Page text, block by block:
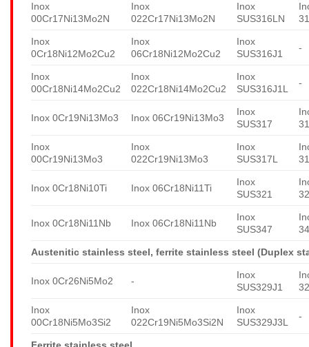
Inox
00Cr17Ni13Mo2N
Inox
022Cr17Ni13Mo2N
Inox
SUS316LN
Inox
0Cr18Ni12Mo2Cu2
Inox
06Cr18Ni12Mo2Cu2
Inox
SUS316J1
-
Inox
00Cr18Ni14Mo2Cu2
Inox
022Cr18Ni14Mo2Cu2
Inox
SUS316J1L
-
Inox 0Cr19Ni13Mo3 Inox 06Cr19Ni13Mo3
Inox
SUS317
Inox
00Cr19Ni13Mo3
Inox
022Cr19Ni13Mo3
Inox
SUS317L
Inox 0Cr18Ni10Ti Inox 06Cr18Ni11Ti
Inox
SUS321
Inox 0Cr18Ni11Nb Inox 06Cr18Ni11Nb
Inox
SUS347
Austenitic stainless steel, ferrite stainless steel (Duplex
Inox 0Cr26Ni5Mo2 -
Inox
SUS329J1
Inox
00Cr18Ni5Mo3Si2
Inox
022Cr19Ni5Mo3Si2N
Inox
SUS329J3L
-